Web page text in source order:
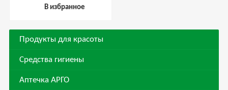
В избранное
Продукты для красоты
Средства гигиены
Аптечка АРГО